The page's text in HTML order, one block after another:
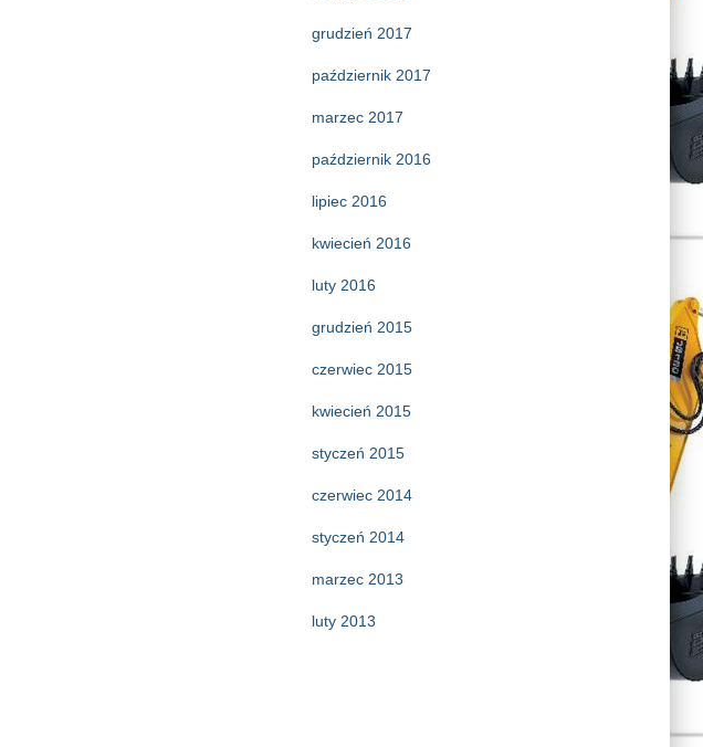
grudzień 2017
październik 2017
marzec 2017
październik 2016
lipiec 2016
kwiecień 2016
luty 2016
grudzień 2015
czerwiec 2015
kwiecień 2015
styczeń 2015
czerwiec 2014
styczeń 2014
marzec 2013
luty 2013